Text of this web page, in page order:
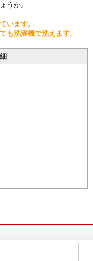
うか。
います。
も洗濯機で洗えます。